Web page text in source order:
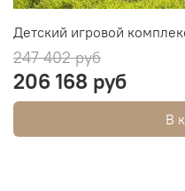
Детский игровой
247 402 руб
206 168 руб
В